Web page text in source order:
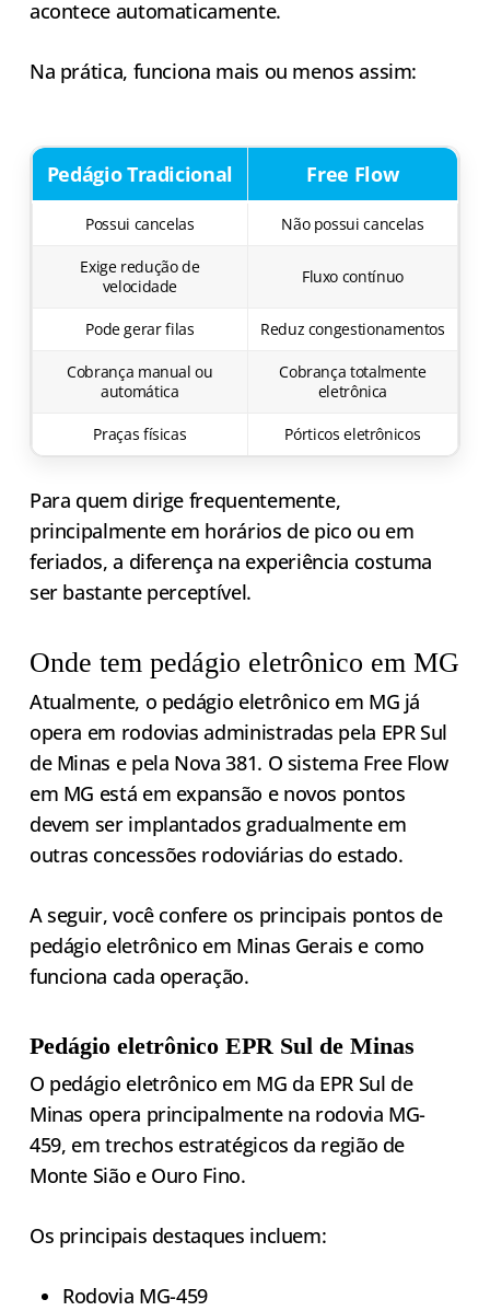
acontece automaticamente.
Na prática, funciona mais ou menos assim:
Pedágio Tradicional Free Flow
Possui cancelas Não possui cancelas
Exige redução de
velocidade
Fluxo contínuo
Pode gerar filas Reduz congestionamentos
Cobrança manual ou
automática
Cobrança totalmente
eletrônica
Praças físicas Pórticos eletrônicos
Para quem dirige frequentemente,
principalmente em horários de pico ou em
feriados, a diferença na experiência costuma
ser bastante perceptível.
Onde tem pedágio eletrônico em MG
Atualmente, o pedágio eletrônico em MG já
opera em rodovias administradas pela EPR Sul
de Minas e pela Nova 381. O sistema Free Flow
em MG está em expansão e novos pontos
devem ser implantados gradualmente em
outras concessões rodoviárias do estado.
A seguir, você confere os principais pontos de
pedágio eletrônico em Minas Gerais e como
funciona cada operação.
Pedágio eletrônico EPR Sul de Minas
O pedágio eletrônico em MG da EPR Sul de
Minas opera principalmente na rodovia MG-
459, em trechos estratégicos da região de
Monte Sião e Ouro Fino.
Os principais destaques incluem:
Rodovia MG-459